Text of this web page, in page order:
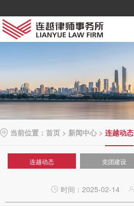
当前位置： 首页 > 新闻中心 > 连越动态
连越动态 党团建设
时间：2025-02-14